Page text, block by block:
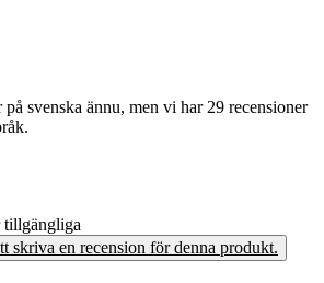
svenska ännu, men vi har 29 recensioner
tillgängliga
skriva en recension för denna produkt.